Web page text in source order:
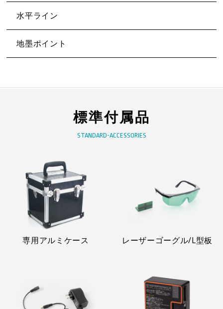
水平ライン
地墨ポイント
標準付属品
STANDARD-ACCESSORIES
専用アルミケース レーザーゴーグル/L型板